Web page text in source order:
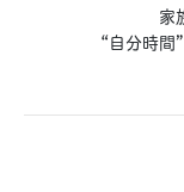
家
“自分時間